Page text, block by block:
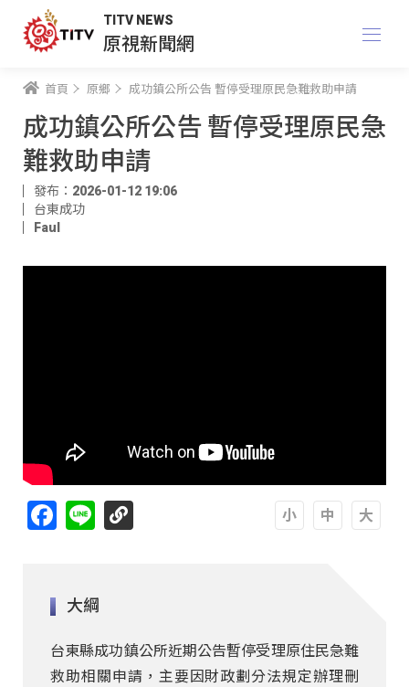
TITV NEWS
原視新聞網
首頁 原鄉 成功鎮公所公告 暫停受理原民急難救助申請
成功鎮公所公告 暫停受理原民急
難救助申請
發布：2026-01-12 19:06
台東成功
Faul
Facebook
Line
大綱
台東縣成功鎮公所近期公告暫停受理原住民急難
救助相關申請，主要因財政劃分法規定辦理刪